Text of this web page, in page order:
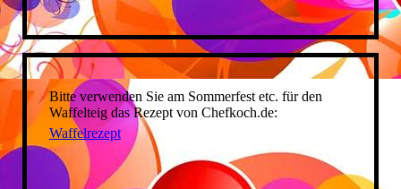
Bitte verwenden Sie am Sommerfest etc. für den
Waffelteig das Rezept von Chefkoch.de:
Waffelrezept